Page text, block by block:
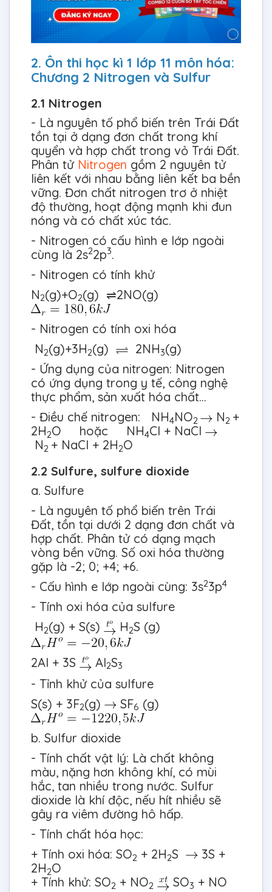
2. Ôn thi học kì 1 lớp 11 môn hóa:
Chương 2 Nitrogen và Sulfur
2.1 Nitrogen
- Là nguyên tố phổ biến trên Trái Đất
tồn tại ở dạng đơn chất trong khí
quyển và hợp chất trong vỏ Trái Đất.
Phân tử Nitrogen gồm 2 nguyên tử
liên kết với nhau bằng liên kết ba bền
vững. Đơn chất nitrogen trơ ở nhiệt
độ thường, hoạt động mạnh khi đun
nóng và có chất xúc tác.
- Nitrogen có cấu hình e lớp ngoài
cùng là 2s22p3.
- Nitrogen có tính khử
N2(g)+O2(g) ⇌2NO(g)
- Nitrogen có tính oxi hóa
N2(g)+3H2(g) 2NH3(g)
- Ứng dụng của nitrogen: Nitrogen
có ứng dụng trong y tế, công nghệ
thực phẩm, sản xuất hóa chất...
- Điều chế nitrogen: NH4NO2 N2 +
2H2O hoặc NH4Cl + NaCl
N2 + NaCl + 2H2O
2.2 Sulfure, sulfure dioxide
a. Sulfure
- Là nguyên tố phổ biến trên Trái
Đất, tồn tại dưới 2 dạng đơn chất và
hợp chất. Phân tử có dạng mạch
vòng bền vững. Số oxi hóa thường
gặp là -2; 0; +4; +6.
- Cấu hình e lớp ngoài cùng: 3s23p4
- Tính oxi hóa của sulfure
H2(g) + S(s) H2S (g)
2Al + 3S Al2S3
- Tỉnh khử của sulfure
S(s) + 3F2(g) SF6 (g)
b. Sulfur dioxide
- Tính chất vật lý: Là chất không
màu, nặng hơn không khí, có mùi
hắc, tan nhiều trong nước. Sulfur
dioxide là khí độc, nếu hít nhiều sẽ
gây ra viêm đường hô hấp.
- Tính chất hóa học:
+ Tính oxi hóa: SO2 + 2H2S
3S +
2H2O
+ Tính khử: SO2 + NO2 SO3 + NO